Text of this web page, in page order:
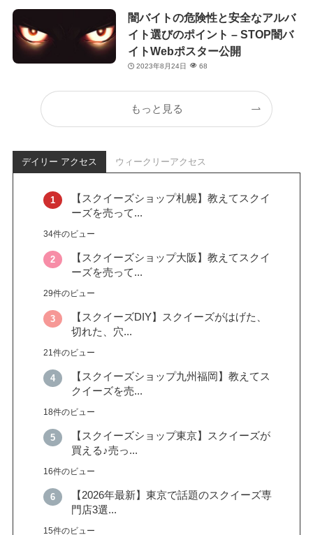
闇バイトの危険性と安全なアルバ
イト選びのポイント – STOP闇バ
イトWebポスター公開
2023年8月24日 68
もっと見る
デイリー アクセス ウィークリーアクセス
【スクイーズショップ札幌】教えてスクイ
ーズを売って...
34件のビュー
【スクイーズショップ大阪】教えてスクイ
ーズを売って...
29件のビュー
【スクイーズDIY】スクイーズがはげた、
切れた、穴...
21件のビュー
【スクイーズショップ九州福岡】教えてス
クイーズを売...
18件のビュー
【スクイーズショップ東京】スクイーズが
買える♪売っ...
16件のビュー
【2026年最新】東京で話題のスクイーズ専
門店3選...
15件のビュー